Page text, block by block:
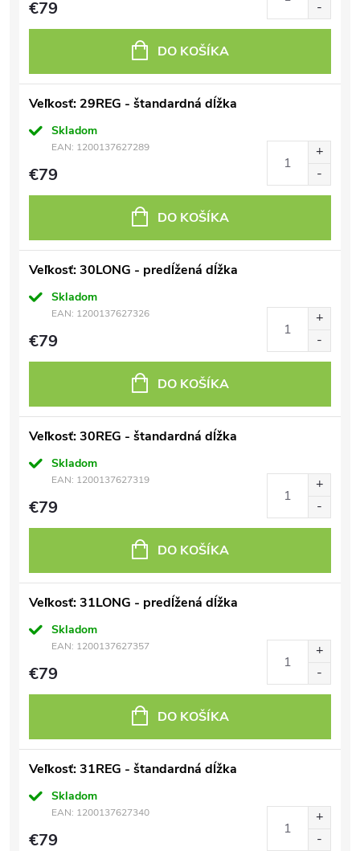
€79
DO KOŠÍKA
Veľkosť: 29REG - štandardná dĺžka
Skladom
EAN: 1200137627289
€79
DO KOŠÍKA
Veľkosť: 30LONG - predĺžená dĺžka
Skladom
EAN: 1200137627326
€79
DO KOŠÍKA
Veľkosť: 30REG - štandardná dĺžka
Skladom
EAN: 1200137627319
€79
DO KOŠÍKA
Veľkosť: 31LONG - predĺžená dĺžka
Skladom
EAN: 1200137627357
€79
DO KOŠÍKA
Veľkosť: 31REG - štandardná dĺžka
Skladom
EAN: 1200137627340
€79